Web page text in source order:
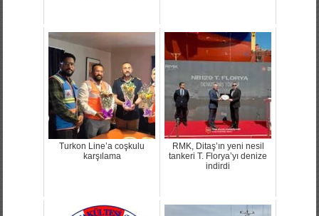
Turkon Line’a coşkulu
karşılama
RMK, Ditaş’ın yeni nesil
tankeri T. Florya’yı denize
indirdi